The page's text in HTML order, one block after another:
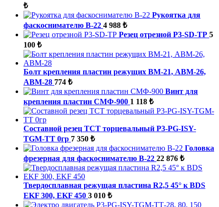
₺
Рукоятка для
фаскоснимателю B-22 4 988 ₺
Резец отрезной P3-SD-ТР 5
100 ₺
Болт крепления пластин режущих ВМ-21, ABM-26,
ABM-28 774 ₺
Винт для
крепления пластин СМФ-900 1 118 ₺
Составной резец TCT торцевальный P3-PG-ISY-
TGM-ТТ 0гр 7 350 ₺
Головка
фрезерная для фаскоснимателю B-22 22 876 ₺
Твердосплавная режущая пластина R2,5 45° к BDS
EKF 300, EKF 450 3 010 ₺